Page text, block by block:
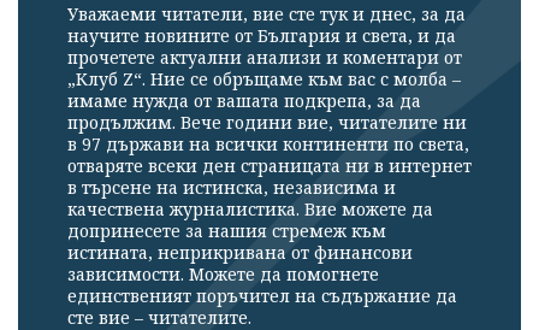
Уважаеми читатели, вие сте тук и днес, за да
научите новините от България и света, и да
прочетете актуални анализи и коментари от
„Клуб Z“. Ние се обръщаме към вас с молба –
имаме нужда от вашата подкрепа, за да
продължим. Вече години вие, читателите ни
в 97 държави на всички континенти по света,
отваряте всеки ден страницата ни в интернет
в търсене на истинска, независима и
качествена журналистика. Вие можете да
допринесете за нашия стремеж към
истината, неприкривана от финансови
зависимости. Можете да помогнете
единственият поръчител на съдържание да
сте вие – читателите.